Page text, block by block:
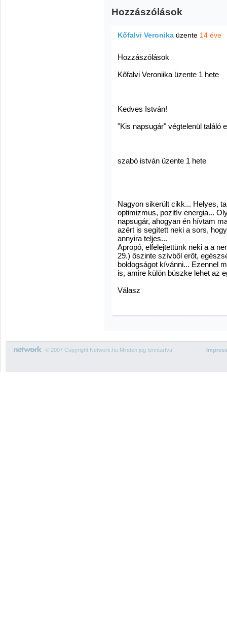
Hozzászólások
Kőfalvi Veronika üzente 14 éve
Hozzászólások
Kőfalvi Veroniika üzente 1 hete
Kedves István!
"Kis napsugár" végtelenül találó
szabó istván üzente 1 hete
Nagyon sikerült cikk... Helyes,
optimizmus, pozitív energia...
napsugár, ahogyan én hívtam
azért is segített neki a sors,
annyira teljes...
Apropó, elfelejtettünk neki a a
29.) őszinte szívből erőt,
boldogságot kívánni... Ezennel
is, amire külön büszke lehet az
Válasz
© 2007 Copyright Network.hu Minden jog fenntartva.